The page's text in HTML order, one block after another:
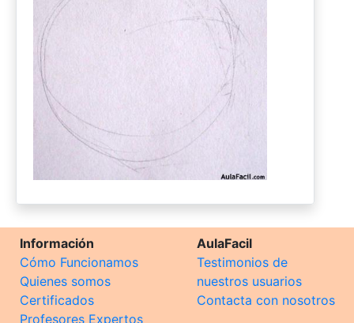
Información
Cómo Funcionamos
Quienes somos
Certificados
Profesores Expertos
AulaFacil
Testimonios de
nuestros usuarios
Contacta con nosotros